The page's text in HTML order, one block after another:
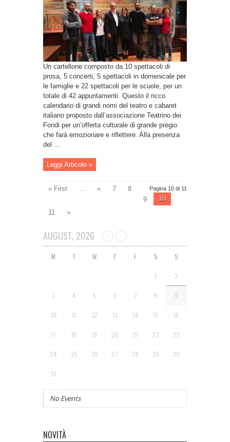
Un cartellone composto da 10 spettacoli di
prosa, 5 concerti, 5 spettacoli in domenicale per
le famiglie e 22 spettacoli per le scuole, per un
totale di 42 appuntamenti. Questo il ricco
calendario di grandi nomi del teatro e cabaret
italiano proposto dall’associazione Teatrino dei
Fondi per un’offerta culturale di grande pregio
che farà emozionare e riflettere. Alla presenza
del ...
Leggi Articolo »
Pagina 10 di 11
« First ... « 7
8
9
10
11
»
AUGUST, 2026
- - - - - 1 2
3 4 5 6 7 8 9
10 11 12 13 14 15 16
17 18 19 20 21 22 23
24 25 26 27 28 29 30
31
No Events
NOVITÀ